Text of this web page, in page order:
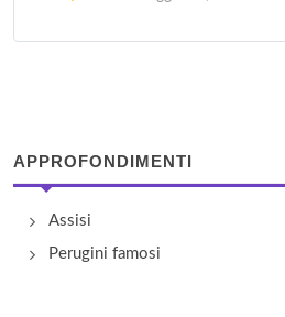
APPROFONDIMENTI
Assisi
Perugini famosi